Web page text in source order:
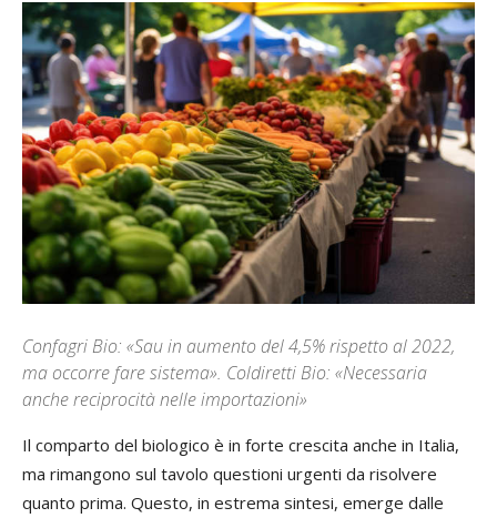
Confagri Bio: «Sau in aumento del 4,5% rispetto al 2022,
ma occorre fare sistema». Coldiretti Bio: «Necessaria
anche reciprocità nelle importazioni»
Il comparto del biologico è in forte crescita anche in Italia,
ma rimangono sul tavolo questioni urgenti da risolvere
quanto prima. Questo, in estrema sintesi, emerge dalle